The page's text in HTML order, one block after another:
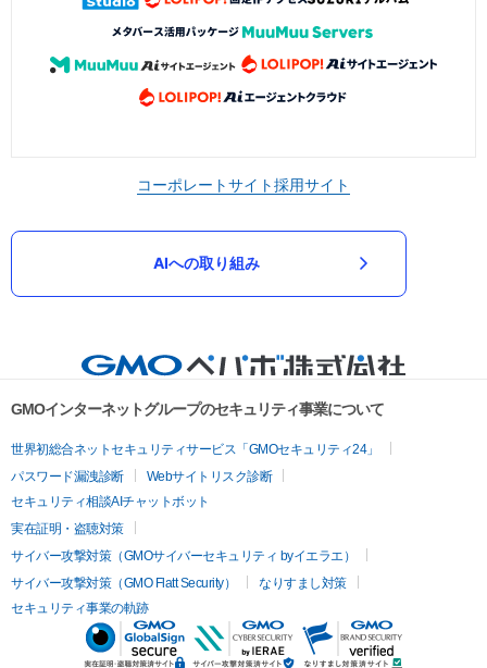
コーポレートサイト採用サイト
AIへの取り組み
GMOインターネットグループのセキュリティ事業について
世界初総合ネットセキュリティサービス「GMOセキュリティ24」
パスワード漏洩診断
Webサイトリスク診断
セキュリティ相談AIチャットボット
実在証明・盗聴対策
サイバー攻撃対策（GMOサイバーセキュリティ byイエラエ）
サイバー攻撃対策（GMO Flatt Security）
なりすまし対策
セキュリティ事業の軌跡